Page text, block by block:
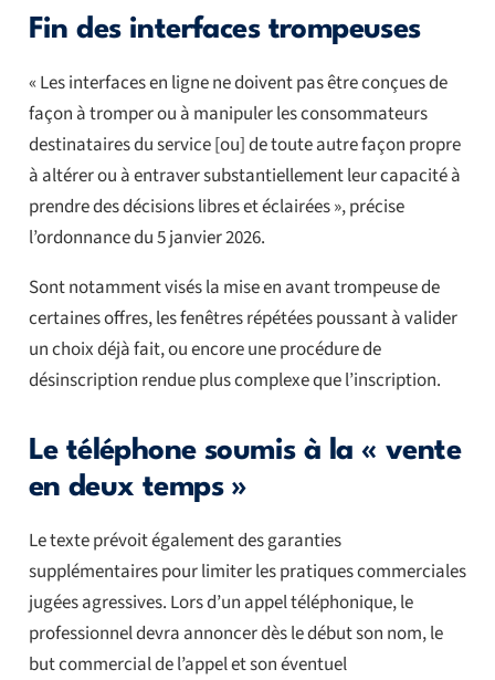
Fin des interfaces trompeuses
« Les interfaces en ligne ne doivent pas être conçues de
façon à tromper ou à manipuler les consommateurs
destinataires du service [ou] de toute autre façon propre
à altérer ou à entraver substantiellement leur capacité à
prendre des décisions libres et éclairées », précise
l’ordonnance du 5 janvier 2026.
Sont notamment visés la mise en avant trompeuse de
certaines offres, les fenêtres répétées poussant à valider
un choix déjà fait, ou encore une procédure de
désinscription rendue plus complexe que l’inscription.
Le téléphone soumis à la « vente
en deux temps »
Le texte prévoit également des garanties
supplémentaires pour limiter les pratiques commerciales
jugées agressives. Lors d’un appel téléphonique, le
professionnel devra annoncer dès le début son nom, le
but commercial de l’appel et son éventuel